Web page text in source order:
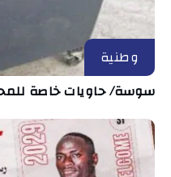
وطنية
سوسة/ حاويات خاصة